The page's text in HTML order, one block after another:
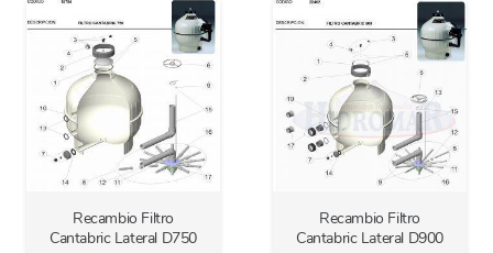
Recambio Filtro
Cantabric Lateral D750
Recambio Filtro
Cantabric Lateral D900